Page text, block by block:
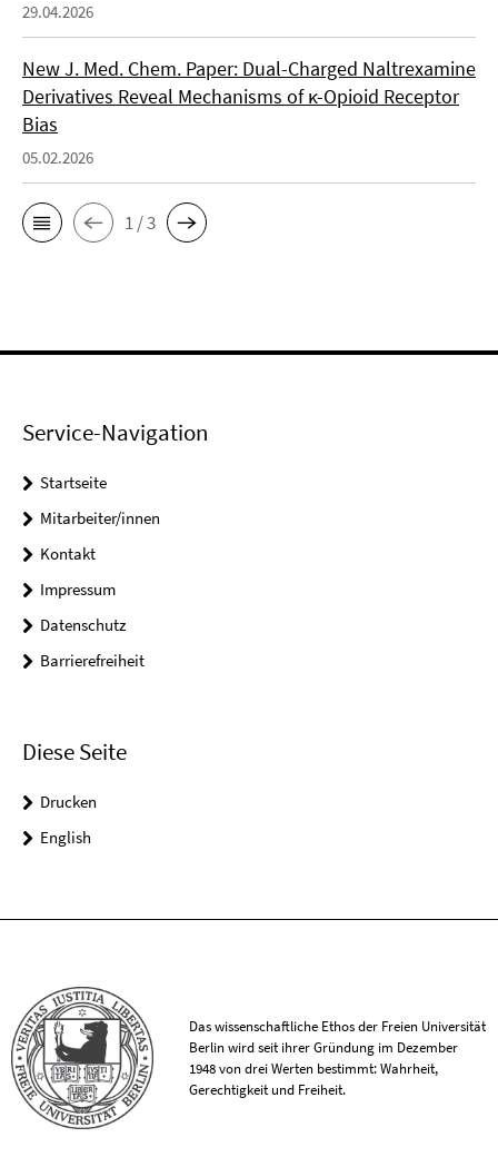
29.04.2026
New J. Med. Chem. Paper: Dual-Charged Naltrexamine
Derivatives Reveal Mechanisms of κ-Opioid Receptor
Bias
05.02.2026
1 / 3
Service-Navigation
Startseite
Mitarbeiter/innen
Kontakt
Impressum
Datenschutz
Barrierefreiheit
Diese Seite
Drucken
English
Das wissenschaftliche Ethos der Freien Universität
Berlin wird seit ihrer Gründung im Dezember
1948 von drei Werten bestimmt: Wahrheit,
Gerechtigkeit und Freiheit.